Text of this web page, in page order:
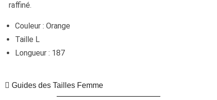
raffiné.
Couleur : Orange
Taille L
Longueur : 187
Guides des Tailles Femme